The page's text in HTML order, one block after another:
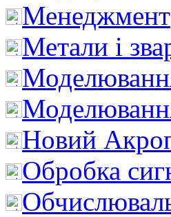
Менеджмент
Метали і
Новий
Обробка